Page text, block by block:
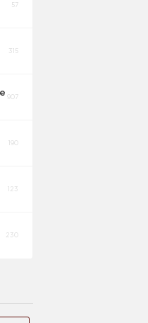
57
315
907
190
123
230